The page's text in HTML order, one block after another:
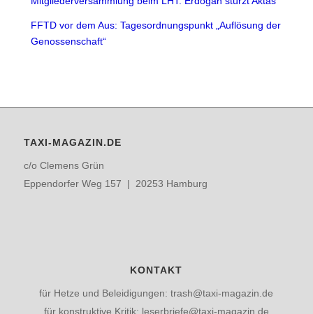
FFTD vor dem Aus: Tagesordnungspunkt „Auflösung der
Genossenschaft“
TAXI-MAGAZIN.DE
c/o Clemens Grün
Eppendorfer Weg 157 | 20253 Hamburg
KONTAKT
für Hetze und Beleidigungen: trash@taxi-magazin.de
für konstruktive Kritik: leserbriefe@taxi-magazin.de